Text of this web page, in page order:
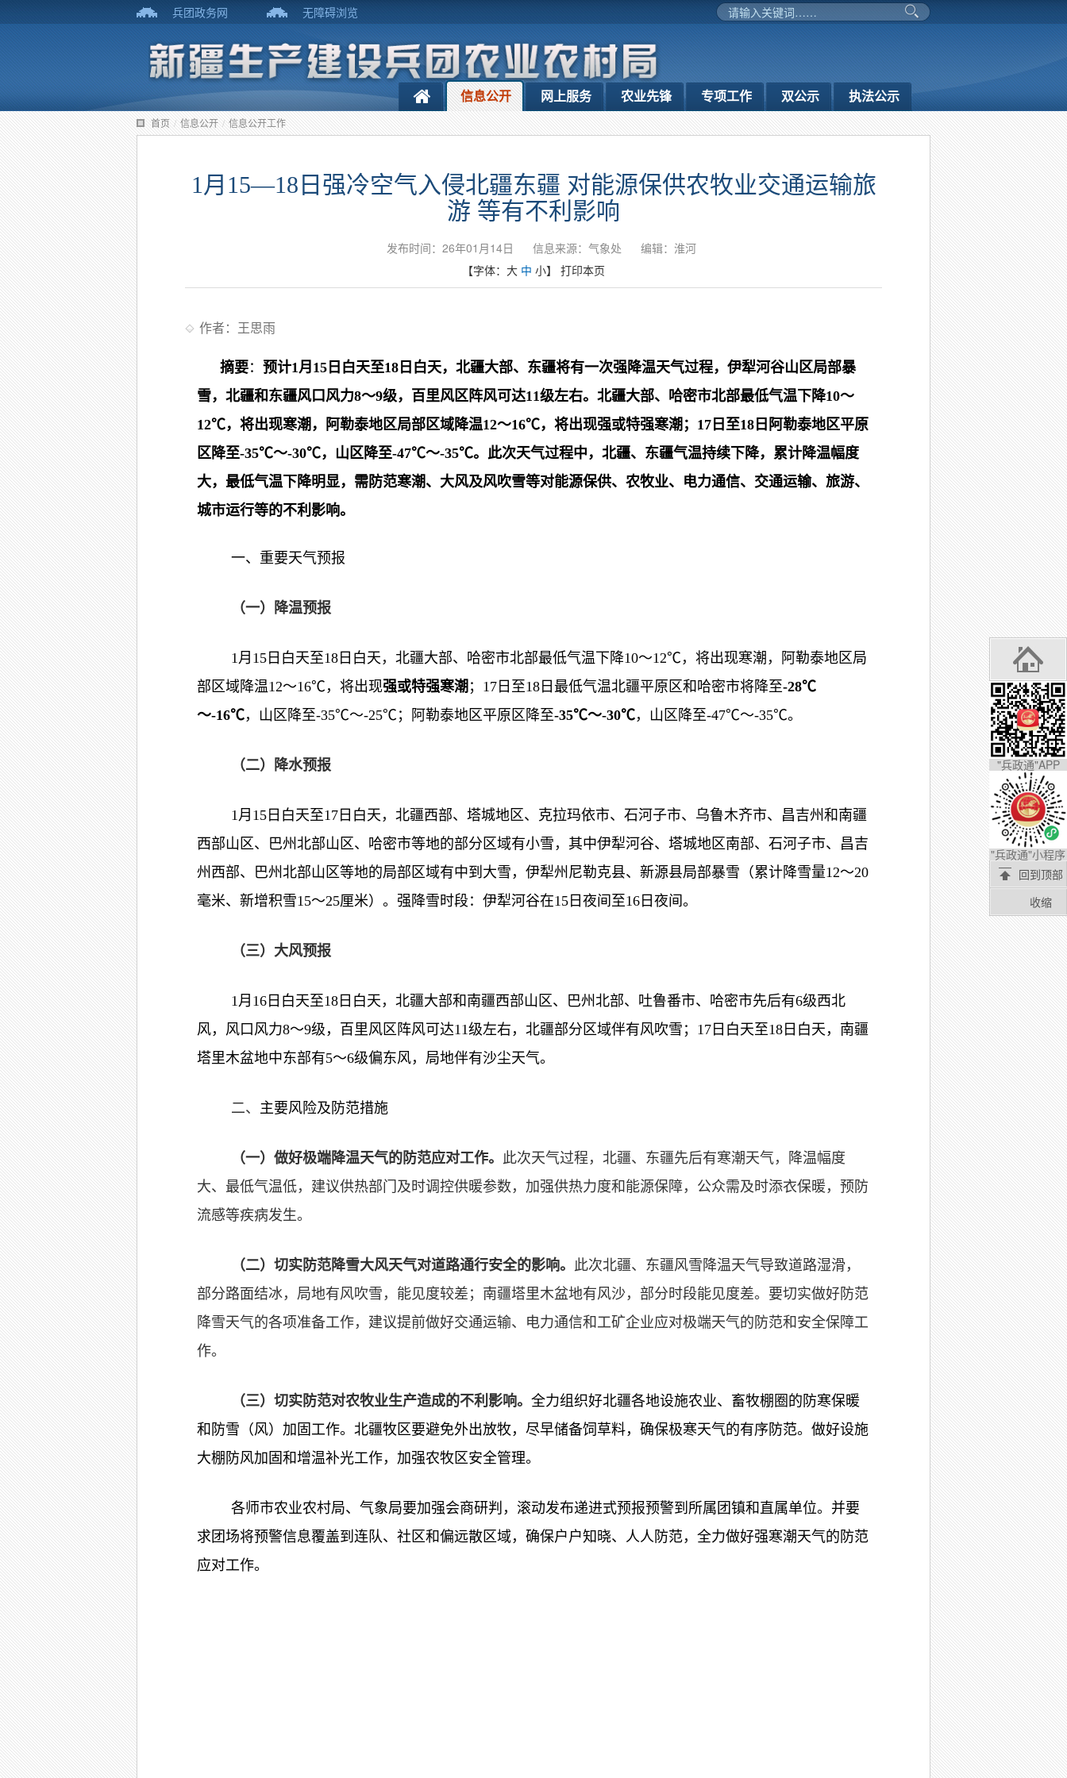
兵团政务网 无障碍浏览
信息公开 网上服务 农业先锋 专项工作 双公示 执法公示
首页 / 信息公开 / 信息公开工作
1月15—18日强冷空气入侵北疆东疆 对能源保供农牧业交通运输旅
游 等有不利影响
发布时间：26年01月14日 信息来源：气象处
编辑：淮河
【字体： 大 中 小】 打印本页
作者：王思雨
摘要： 预计1 月 15 日白天至18 日白天，北疆大部、东疆将有一次强降温天气过程，伊犁河谷山区局部暴
雪，北疆和东疆风口风力8～9级，百里风区阵风可达11级左右。北疆大部、哈密市北部最低气温下降10～
12℃，将出现寒潮，阿勒泰地区局部区域降温12～16℃，将出现强或特强寒潮； 17 日至18 日阿勒泰地区平原
区降至-35℃～-30℃，山区降至-47℃～-35℃。此次天气过程中，北疆、东疆气温持续下降，累计降温幅度
大，最低气温下降明显，需防范寒潮、大风及风吹雪等对能源保供、农牧业、电力通信、交通运输、旅游、
城市运行等的不利影响。
一、重要天气预报
（一）降温预报
1月15日白天至18日白天，北疆大部、哈密市北部最低气温下降10～12℃，将出现寒潮，阿勒泰地区局
部区域降温12～16℃，将出现强或特强寒潮 ；17日至18日最低气温北疆平原区和哈密市将降至-28℃
～-16℃，山区降至-35℃～-25℃；阿勒泰地区平原区降至-35℃～-30℃，山区降至-47℃～-35℃。
（二）降水预报
1月15日白天至17日白天，北疆西部、塔城地区、克拉玛依市、石河子市、乌鲁木齐市、昌吉州和南疆
西部山区、巴州北部山区、哈密市等地的部分区域有小雪，其中伊犁河谷、塔城地区南部、石河子市、昌吉
州西部、巴州北部山区等地的局部区域有中到大雪，伊犁州尼勒克县、新源县局部暴雪（累计降雪量12～20
毫米、新增积雪15～25厘米）。强降雪时段：伊犁河谷在15日夜间至16日夜间。
（三）大风预报
1月16日白天至18日白天，北疆大部和南疆西部山区、巴州北部、吐鲁番市、哈密市先后有6级西北
风，风口风力8～9级，百里风区阵风可达11级左右，北疆部分区域伴有风吹雪；17日白天至18日白天，南疆
塔里木盆地中东部有5～6级偏东风，局地伴有沙尘天气。
二、 主要风险及防范措施
（一）做好极端降温天气的防范应对工作。 此次天气过程，北疆、东疆先后有寒潮天气，降温幅度
大、最低气温低，建议供热部门及时调控供暖参数，加强供热力度和能源保障，公众需及时添衣保暖，预防
流感等疾病发生。
（二）切实防范降雪大风天气对道路通行安全的影响。 此次北疆、东疆风雪降温天气导致道路湿滑，
部分路面结冰，局地有风吹雪，能见度较差；南疆塔里木盆地有风沙，部分时段能见度差。要切实做好防范
降雪天气的各项准备工作，建议提前做好交通运输、电力通信和工矿企业应对极端天气的防范和安全保障工
作。
（三） 切实防范对农牧业生产造成的不利影响。 全力组织好北疆各地设施农业、畜牧棚圈的防寒保暖
和防雪（风）加固工作。北疆牧区要避免外出放牧，尽早储备饲草料，确保极寒天气的有序防范。做好设施
大棚防风加固和增温补光工作，加强农牧区安全管理。
各师市农业农村局、气象局要加强会商研判，滚动发布递进式预报预警到所属团镇和直属单位。并要
求团场将预警信息覆盖到连队、社区和偏远散区域，确保户户知晓、人人防范，全力做好强寒潮天气的防范
应对工作。
"兵政通"APP
"兵政通"小程序
回到顶部
收缩